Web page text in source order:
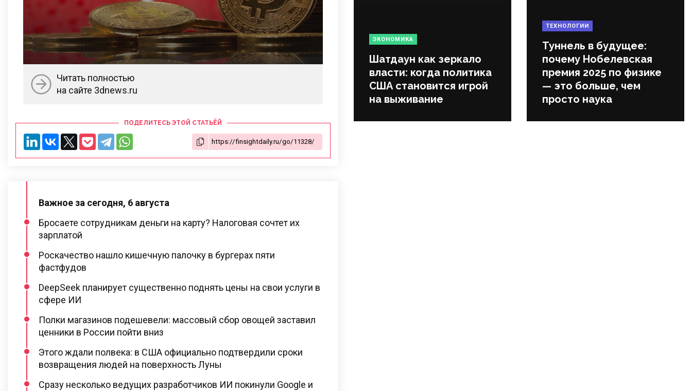
Читать полностью
на сайте 3dnews.ru
ПОДЕЛИТЕСЬ ЭТОЙ СТАТЬЁЙ
Важное за сегодня, 6 августа
Бросаете сотрудникам деньги на карту? Налоговая сочтет их
зарплатой
Роскачество нашло кишечную палочку в бургерах пяти
фастфудов
DeepSeek планирует существенно поднять цены на свои услуги в
сфере ИИ
Полки магазинов подешевели: массовый сбор овощей заставил
ценники в России пойти вниз
Этого ждали полвека: в США официально подтвердили сроки
возвращения людей на поверхность Луны
Сразу несколько ведущих разработчиков ИИ покинули Google и
ЭКОНОМИКА
Шатдаун как зеркало
власти: когда политика
США становится игрой
на выживание
ТЕХНОЛОГИИ
Туннель в будущее:
почему Нобелевская
премия 2025 по физике
— это больше, чем
просто наука